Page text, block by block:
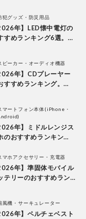
犯グッズ・防災用品
年】LED懐中電灯の
すめランキング6選。防
ピーカー・オーディオ機器
年】CDプレーヤー
すすめランキング。
証
マートフォン本体(iPhone・
年】ミドルレンジス
のおすすめランキン
較
マホアクセサリー・充電器
年】準固体モバイル
テリーのおすすめラン
風機・サーキュレーター
年】ペルチェベスト